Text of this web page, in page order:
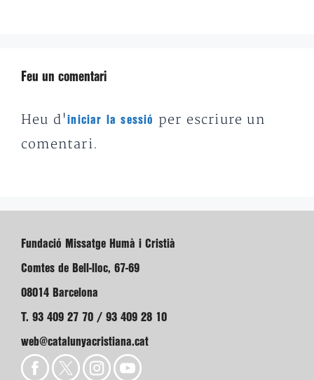
Feu un comentari
Heu d'iniciar la sessió
per escriure un
comentari.
Fundació Missatge Humà i Cristià
Comtes de Bell-lloc, 67-69
08014 Barcelona
T. 93 409 27 70 / 93 409 28 10
web@catalunyacristiana.cat